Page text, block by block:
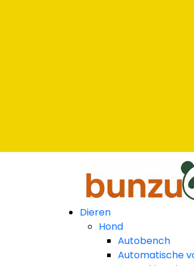
Dieren
Hond
Autobench
Automatische